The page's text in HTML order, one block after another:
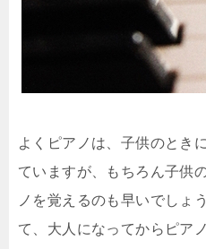
よくピアノは、子供のとき
ていますが、もちろん子供
ノを覚えるのも早いでしょ
て、大人になってからピア